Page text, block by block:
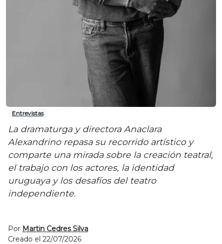
Entrevistas
La dramaturga y directora Anaclara
Alexandrino repasa su recorrido artístico y
comparte una mirada sobre la creación teatral,
el trabajo con los actores, la identidad
uruguaya y los desafíos del teatro
independiente.
Por Martin Cedres Silva
Creado el 22/07/2026